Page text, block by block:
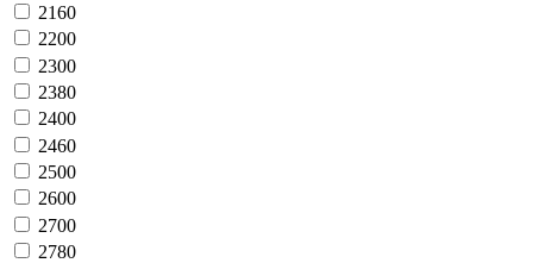
2160
2200
2300
2380
2400
2460
2500
2600
2700
2780